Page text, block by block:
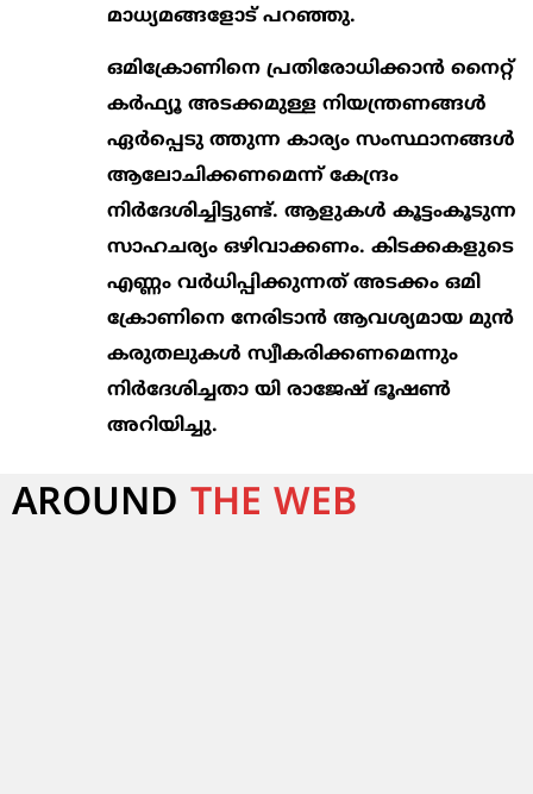
മാധ്യമങ്ങളോട് പറഞ്ഞു.
ഒമിക്രോണിനെ പ്രതിരോധിക്കാന്‍ നൈറ്റ്
കര്‍ഫ്യൂ അടക്കമുള്ള നിയന്ത്രണങ്ങള്‍
ഏര്‍പ്പെടു ത്തുന്ന കാര്യം സംസ്ഥാനങ്ങള്‍
ആലോചിക്കണമെന്ന് കേന്ദ്രം
നിര്‍ദേശിച്ചിട്ടുണ്ട്. ആളുകള്‍ കൂട്ടംകൂടുന്ന
സാഹചര്യം ഒഴിവാക്കണം. കിടക്കകളുടെ
എണ്ണം വര്‍ധിപ്പിക്കുന്നത് അടക്കം ഒമി
ക്രോണിനെ നേരിടാന്‍ ആവശ്യമായ മുന്‍
കരുതലുകള്‍ സ്വീകരിക്കണമെന്നും
നിര്‍ദേശിച്ചതാ യി രാജേഷ് ഭൂഷണ്‍
അറിയിച്ചു.
AROUND THE WEB